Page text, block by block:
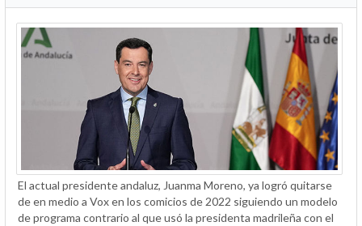
El actual presidente andaluz, Juanma Moreno, ya logró quitarse
de en medio a Vox en los comicios de 2022 siguiendo un modelo
de programa contrario al que usó la presidenta madrileña con el